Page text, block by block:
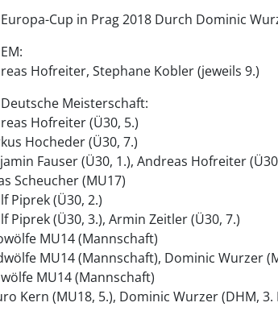
Cup in Prag 2018 Durch Dominic
Hofreiter, Stephane Kobler (jeweils 9.)
Meisterschaft:
Hofreiter (Ü30, 5.)
Hocheder (Ü30, 7.)
Fauser (Ü30, 1.), Andreas Hofreiter
Scheucher (MU17)
Piprek (Ü30, 2.)
Piprek (Ü30, 3.), Armin Zeitler (Ü30, 7.)
MU14 (Mannschaft)
MU14 (Mannschaft), Dominic Wurzer
MU14 (Mannschaft)
Kern (MU18, 5.), Dominic Wurzer (DHM,